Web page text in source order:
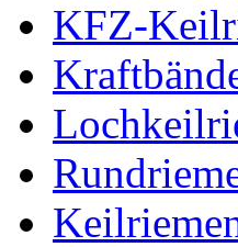
KFZ-